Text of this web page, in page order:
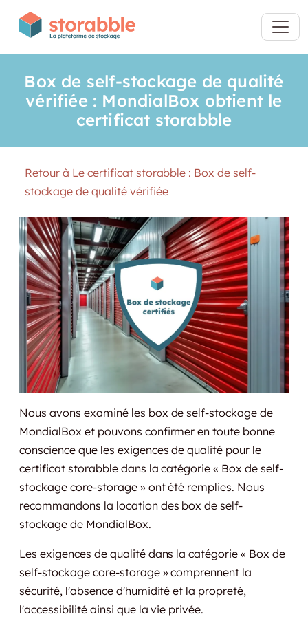
Box de self-stockage de qualité
vérifiée : MondialBox obtient le
certificat storabble
Retour à Le certificat storabble : Box de self-
stockage de qualité vérifiée
Nous avons examiné les box de self-stockage de
MondialBox et pouvons confirmer en toute bonne
conscience que les exigences de qualité pour le
certificat storabble dans la catégorie « Box de self-
stockage core-storage » ont été remplies. Nous
recommandons la location des box de self-
stockage de MondialBox.
Les exigences de qualité dans la catégorie « Box de
self-stockage core-storage » comprennent la
sécurité, l'absence d'humidité et la propreté,
l'accessibilité ainsi que la vie privée.